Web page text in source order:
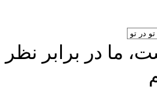
ما در برابر نظر